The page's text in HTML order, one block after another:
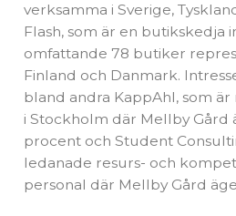
verksamma i Sverige,
Flash, som är en butikskedja
omfattande 78 butiker
Finland och Danmark.
bland andra KappAhl, som
i Stockholm där Mellby Gård
procent och Student
ledanade resurs- och
personal där Mellby Gård